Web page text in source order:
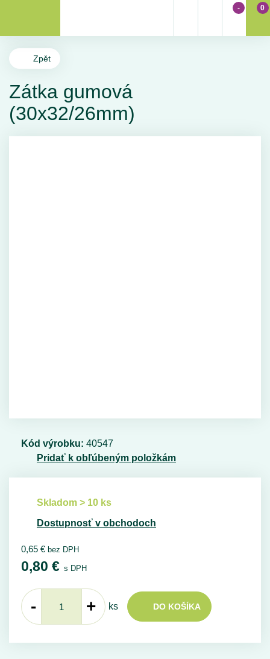
- 0
Zpět
Zátka gumová
(30x32/26mm)
Kód výrobku: 40547
Pridať k obľúbeným položkám
Skladom > 10 ks
Dostupnosť v obchodoch
0,65 € bez DPH
0,80 € s DPH
- + ks DO KOŠÍKA